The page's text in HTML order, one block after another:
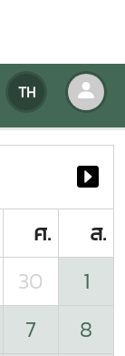
TH
าน
ศ.
ส.
30
1
7
8